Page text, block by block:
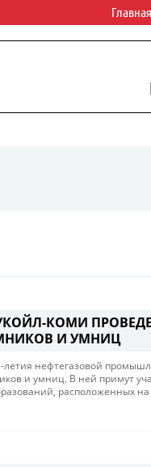
Главная
КОМИ
И УМНИЦ
летия нефтегазовой
и умниц. В ней примут
расположенных